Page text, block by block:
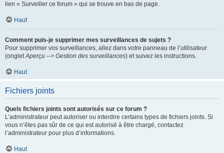
lien « Surveiller ce forum » qui se trouve en bas de page.
Haut
Comment puis-je supprimer mes surveillances de sujets ?
Pour supprimer vos surveillances, allez dans votre panneau de l’utilisateur
(ongletAperçu --> Gestion des surveillances) et suivez les instructions.
Haut
Fichiers joints
Quels fichiers joints sont autorisés sur ce forum ?
L’administrateur peut autoriser ou interdire certains types de fichiers joints. Si
vous n’êtes pas sûr de ce qui est autorisé à être chargé, contactez
l’administrateur pour plus d’informations.
Haut